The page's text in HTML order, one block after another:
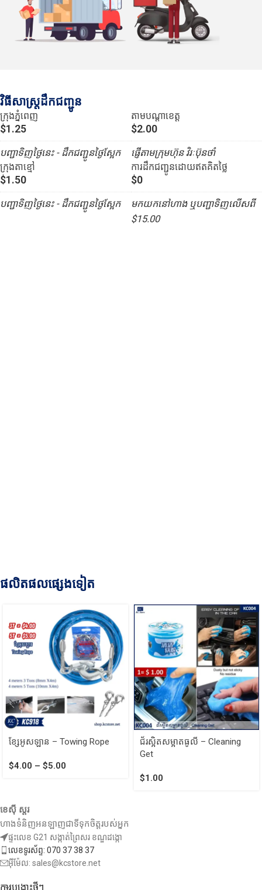
វិធីសាស្រ្តដឹកជញ្ជូន
ក្រុងភ្នំពេញ
$1.25
បញ្ជាទិញថ្ងៃនេះ - ដឹកជញ្ជូនថ្ងៃស្អែក
ក្រុងតាខ្មៅ
$1.50
បញ្ជាទិញថ្ងៃនេះ - ដឹកជញ្ជូនថ្ងៃស្អែក
តាមបណ្ដាខេត្ត
$2.00
ផ្ញើតាមក្រុមហ៊ុន វិរៈប៊ុនថាំ
ការដឹកជញ្ជូនដោយឥតគិតថ្លៃ
$0
មកយកនៅហាង ឬបញ្ជាទិញលើសពី
$15.00
ផលិតផលផ្សេងទៀត
ខ្សែអូសឡាន – Towing Rope
$4.00 – $5.00
ជ័រស្អិតសម្អាតធូលី – Cleaning
Get
$1.00
ខេស៊ី ស្តរ
ហាងទំនិញអនឡាញជាទីទុកចិត្តរបស់អ្នក
ផ្ទះលេខ G21 សង្កាត់ព្រៃសរ ខណ្ឌដង្កោ
លេខទូរស័ព្ទ: 070 37 38 37
អ៊ីម៉ែល: sales@kcstore.net
ការបង្ហោះថ្មីៗ